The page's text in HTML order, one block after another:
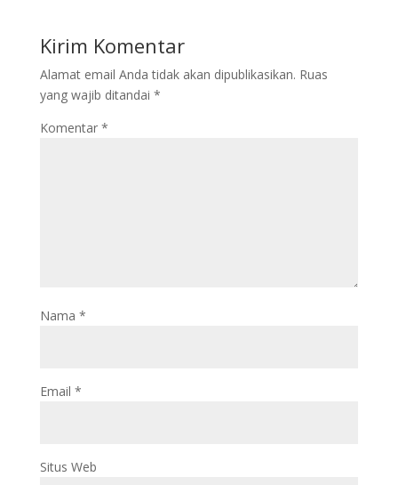
Kirim Komentar
Alamat email Anda tidak akan dipublikasikan. Ruas
yang wajib ditandai *
Komentar *
Nama *
Email *
Situs Web